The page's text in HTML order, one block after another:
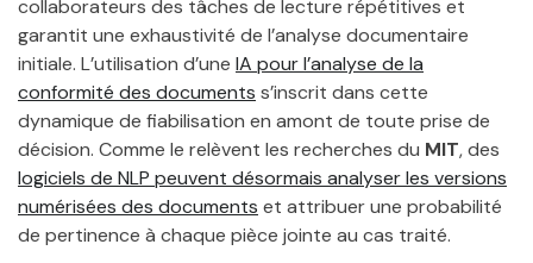
collaborateurs des tâches de lecture répétitives et
garantit une exhaustivité de l’analyse documentaire
initiale. L’utilisation d’une IA pour l’analyse de la
conformité des documents s’inscrit dans cette
dynamique de fiabilisation en amont de toute prise de
décision. Comme le relèvent les recherches du MIT, des
logiciels de NLP peuvent désormais analyser les versions
numérisées des documents et attribuer une probabilité
de pertinence à chaque pièce jointe au cas traité.